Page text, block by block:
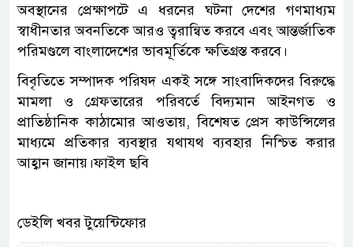
অবস্থানের প্রেক্ষাপটে এ ধরনের ঘটনা দেশের গণমাধ্যম
স্বাধীনতার অবনতিকে আরও ত্বরান্বিত করবে এবং আন্তর্জাতিক
পরিমণ্ডলে বাংলাদেশের ভাবমূর্তিকে ক্ষতিগ্রস্ত করবে।
বিবৃতিতে সম্পাদক পরিষদ একই সঙ্গে সাংবাদিকদের বিরুদ্ধে
মামলা ও গ্রেফতারের পরিবর্তে বিদ্যমান আইনগত ও
প্রাতিষ্ঠানিক কাঠামোর আওতায়, বিশেষত প্রেস কাউন্সিলের
মাধ্যমে প্রতিকার ব্যবস্থার যথাযথ ব্যবহার নিশ্চিত করার
আহ্বান জানায়।ফাইল ছবি
ডেইলি খবর টুয়েন্টিফোর